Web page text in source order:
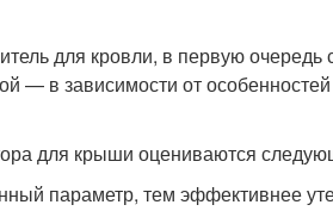
для кровли, в первую
— в зависимости от
для крыши оцениваются
параметр, тем эффективнее